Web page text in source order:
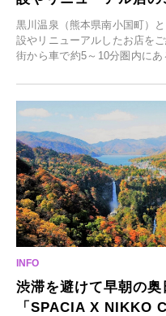
黒川温泉（熊本県南小国町）
設やリニューアルしたお店を
街から車で約5～10分圏内に
元食材にこだわったレストラ
泉の新たな楽しみとしてチェ
渋滞を避けて早朝の
「SPACIA X NIKKO